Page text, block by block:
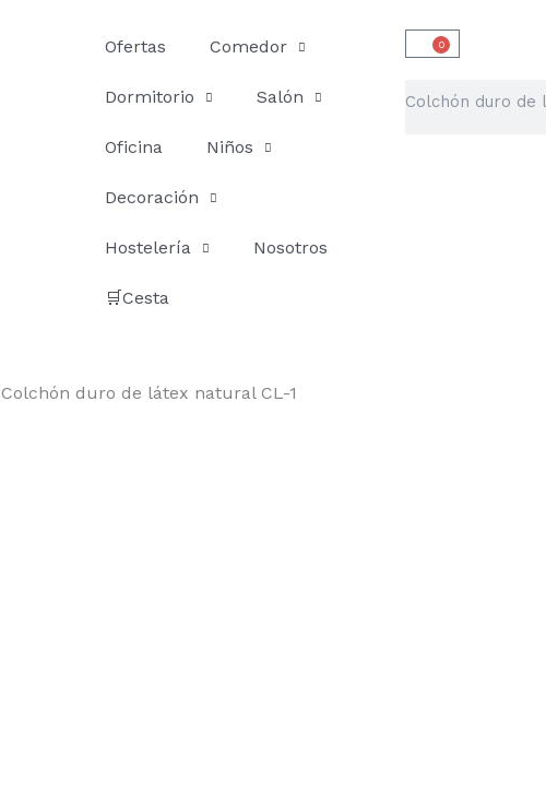
Ofertas Comedor
Dormitorio Salón
Oficina Niños
Decoración
Hostelería Nosotros
🛒Cesta
0
Carrito
Colchón duro de látex natural CL-1